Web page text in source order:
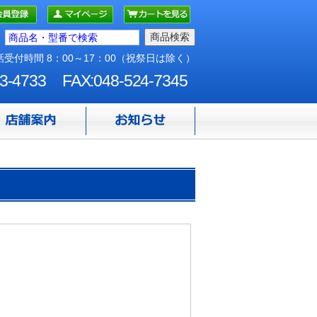
付時間 8：00～17：00（祝祭日は除く）
4733 FAX:048-524-7345